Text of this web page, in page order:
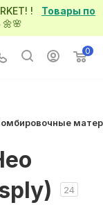
! Товары по
0
24